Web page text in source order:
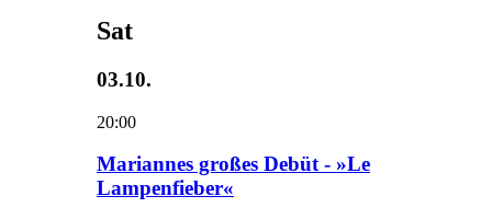
Sat
03.10.
20:00
Mariannes großes Debüt - »Le
Lampenfieber«